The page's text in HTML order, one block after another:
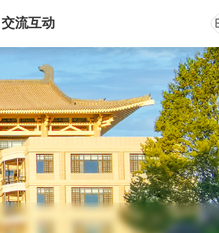
电子图书和电子期刊
交流互动